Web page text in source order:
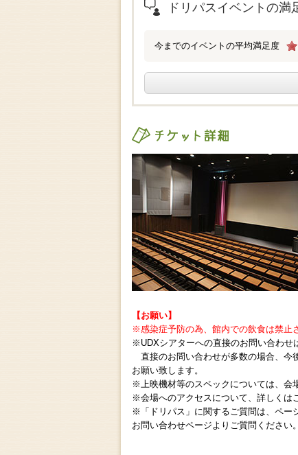
ドリパスイベントの満
今までのイベントの平均満足度
チケット詳細
【お願い】
※感染症予防の為、館内での飲食は禁止
※UDXシアターへの直接のお問い合わせ
直接のお問い合わせが多数の場合、今
お願い致します。
※上映機材等のスペックについては、会
※会場へのアクセスについて、詳しくは
※「ドリパス」に関するご質問は、ペー
お問い合わせページよりご質問ください。